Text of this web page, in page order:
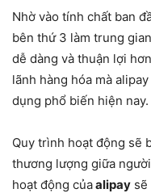
Nhờ vào tính chất ban
bên thứ 3 làm trung
dễ dàng và thuận lợi
lãnh hàng hóa mà
dụng phổ biến hiện nay.
Quy trình hoạt động sẽ
thương lượng giữa
hoạt động củaalipay sẽ